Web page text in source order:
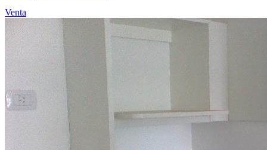
Venta